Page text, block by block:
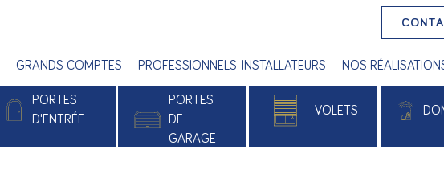
GRANDS COMPTES PROFESSIONNELS-INSTALLATEURS NOS
PORTES
D'ENTRÉE
PORTES
DE
GARAGE
VOLETS